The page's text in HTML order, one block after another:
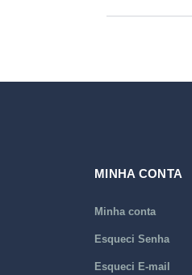
MINHA CONTA
Minha conta
Esqueci Senha
Esqueci E-mail